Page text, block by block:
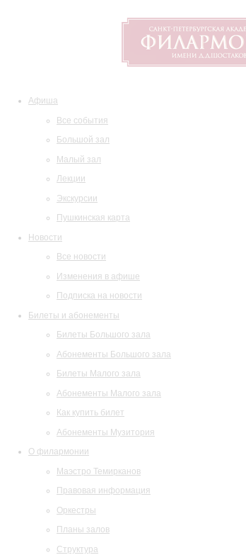
Афиша
Все события
Большой зал
Малый зал
Лекции
Экскурсии
Пушкинская карта
Новости
Все новости
Изменения в афише
Подписка на новости
Билеты и абонементы
Билеты Большого зала
Абонементы Большого зала
Билеты Малого зала
Абонементы Малого зала
Как купить билет
Абонементы Музитория
О филармонии
Маэстро Темирканов
Правовая информация
Оркестры
Планы залов
Структура